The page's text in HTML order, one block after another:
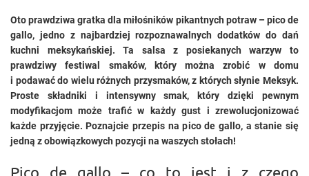
Oto prawdziwa gratka dla miłośników pikantnych potraw – pico de
gallo, jedno z najbardziej rozpoznawalnych dodatków do dań
kuchni meksykańskiej. Ta salsa z posiekanych warzyw to
prawdziwy festiwal smaków, który można zrobić w domu
i podawać do wielu różnych przysmaków, z których słynie Meksyk.
Proste składniki i intensywny smak, który dzięki pewnym
modyfikacjom może trafić w każdy gust i zrewolucjonizować
każde przyjęcie. Poznajcie przepis na pico de gallo, a stanie się
jedną z obowiązkowych pozycji na waszych stołach!
Pico de gallo – co to jest i z czego